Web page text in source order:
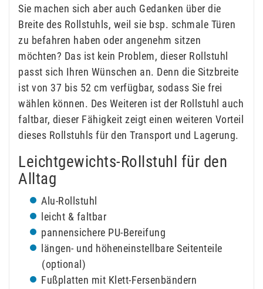
Sie machen sich aber auch Gedanken über die
Breite des Rollstuhls, weil sie bsp. schmale Türen
zu befahren haben oder angenehm sitzen
möchten? Das ist kein Problem, dieser Rollstuhl
passt sich Ihren Wünschen an. Denn die Sitzbreite
ist von 37 bis 52 cm verfügbar, sodass Sie frei
wählen können. Des Weiteren ist der Rollstuhl auch
faltbar, dieser Fähigkeit zeigt einen weiteren Vorteil
dieses Rollstuhls für den Transport und Lagerung.
Leichtgewichts-Rollstuhl für den
Alltag
Alu-Rollstuhl
leicht & faltbar
pannensichere PU-Bereifung
längen- und höheneinstellbare Seitenteile
(optional)
Fußplatten mit Klett-Fersenbändern